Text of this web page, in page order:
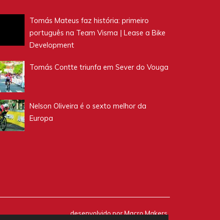
Tomás Mateus faz história: primeiro
português na Team Visma | Lease a Bike
Development
Tomás Contte triunfa em Sever do Vouga
Nelson Oliveira é o sexto melhor da
Europa
desenvolvido porMacro Makers